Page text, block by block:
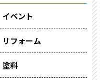
イベント
リフォーム
塗料